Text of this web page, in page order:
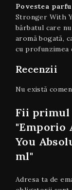
Povestea
Stronger With
bărbatul care
aromă bogată,
cu profunzimea
Recenzii
Nu există
Fii primul
"Emporio
You
ml"
Adresa ta de